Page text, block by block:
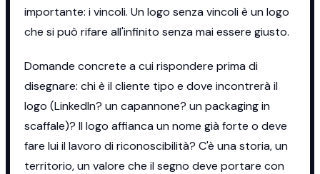
importante: i vincoli. Un logo senza vincoli è un logo
che si può rifare all'infinito senza mai essere giusto.
Domande concrete a cui rispondere prima di
disegnare: chi è il cliente tipo e dove incontrerà il
logo (LinkedIn? un capannone? un packaging in
scaffale)? Il logo affianca un nome già forte o deve
fare lui il lavoro di riconoscibilità? C'è una storia, un
territorio, un valore che il segno deve portare con